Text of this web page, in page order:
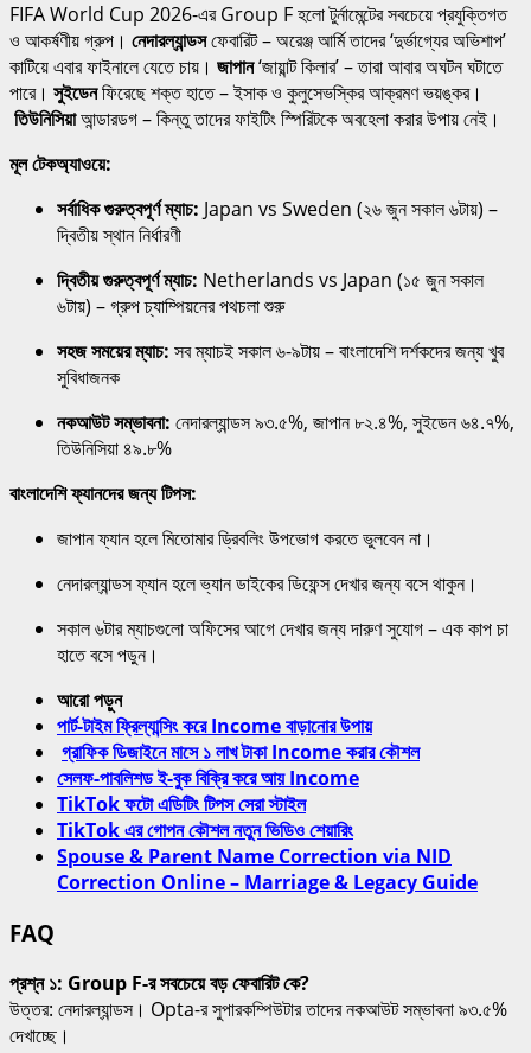
FIFA World Cup 2026-এর Group F হলো টুর্নামেন্টের সবচেয়ে প্রযুক্তিগত
ও আকর্ষণীয় গ্রুপ। নেদারল্যান্ডসফেবারিট – অরেঞ্জ আর্মি তাদের ‘দুর্ভাগ্যের অভিশাপ’
কাটিয়ে এবার ফাইনালে যেতে চায়। জাপান‘জায়ান্ট কিলার’ – তারা আবার অঘটন ঘটাতে
পারে। সুইডেনফিরেছে শক্ত হাতে – ইসাক ও কুলুসেভস্কির আক্রমণ ভয়ঙ্কর।
তিউনিসিয়াআন্ডারডগ – কিন্তু তাদের ফাইটিং স্পিরিটকে অবহেলা করার উপায় নেই।
মূল টেকঅ্যাওয়ে:
সর্বাধিক গুরুত্বপূর্ণ ম্যাচ: Japan vs Sweden (২৬ জুন সকাল ৬টায়) –
দ্বিতীয় স্থান নির্ধারণী
দ্বিতীয় গুরুত্বপূর্ণ ম্যাচ: Netherlands vs Japan (১৫ জুন সকাল
৬টায়) – গ্রুপ চ্যাম্পিয়নের পথচলা শুরু
সহজ সময়ের ম্যাচ: সব ম্যাচই সকাল ৬-৯টায় – বাংলাদেশি দর্শকদের জন্য খুব
সুবিধাজনক
নকআউট সম্ভাবনা: নেদারল্যান্ডস ৯৩.৫%, জাপান ৮২.৪%, সুইডেন ৬৪.৭%,
তিউনিসিয়া ৪৯.৮%
বাংলাদেশি ফ্যানদের জন্য টিপস:
জাপান ফ্যান হলে মিতোমার ড্রিবলিং উপভোগ করতে ভুলবেন না।
নেদারল্যান্ডস ফ্যান হলে ভ্যান ডাইকের ডিফেন্স দেখার জন্য বসে থাকুন।
সকাল ৬টার ম্যাচগুলো অফিসের আগে দেখার জন্য দারুণ সুযোগ – এক কাপ চা
হাতে বসে পড়ুন।
আরো পড়ুন
পার্ট-টাইম ফ্রিল্যান্সিং করে Income বাড়ানোর উপায়
গ্রাফিক ডিজাইনে মাসে ১ লাখ টাকা Income করার কৌশল
সেলফ-পাবলিশড ই-বুক বিক্রি করে আয় Income
TikTok ফটো এডিটিং টিপস সেরা স্টাইল
TikTok এর গোপন কৌশল নতুন ভিডিও শেয়ারিং
Spouse & Parent Name Correction via NID
Correction Online – Marriage & Legacy Guide
FAQ
প্রশ্ন ১: Group F-র সবচেয়ে বড় ফেবারিট কে?
উত্তর: নেদারল্যান্ডস। Opta-র সুপারকম্পিউটার তাদের নকআউট সম্ভাবনা ৯৩.৫%
দেখাচ্ছে।